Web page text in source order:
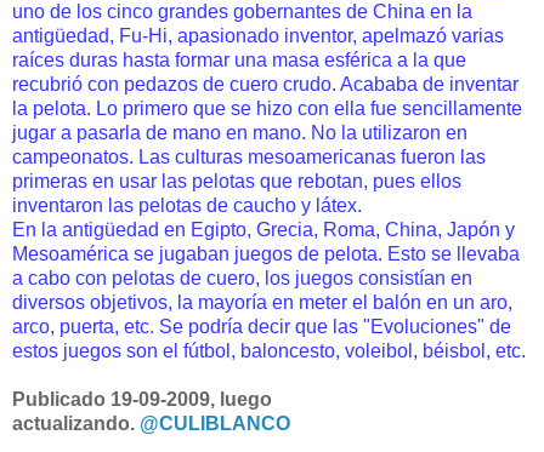
uno de los cinco grandes gobernantes de China en la
antigüedad, Fu-Hi, apasionado inventor, apelmazó varias
raíces duras hasta formar una masa esférica a la que
recubrió con pedazos de cuero crudo. Acababa de inventar
la pelota. Lo primero que se hizo con ella fue sencillamente
jugar a pasarla de mano en mano. No la utilizaron en
campeonatos. Las culturas mesoamericanas fueron las
primeras en usar las pelotas que rebotan, pues ellos
inventaron las pelotas de caucho y látex.
En la antigüedad en Egipto, Grecia, Roma, China, Japón y
Mesoamérica se jugaban juegos de pelota. Esto se llevaba
a cabo con pelotas de cuero, los juegos consistían en
diversos objetivos, la mayoría en meter el balón en un aro,
arco, puerta, etc. Se podría decir que las "Evoluciones" de
estos juegos son el fútbol, baloncesto, voleibol, béisbol, etc.
Publicado 19-09-2009, luego
actualizando. @CULIBLANCO